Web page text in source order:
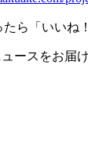
ら「いいね
ースをお届け